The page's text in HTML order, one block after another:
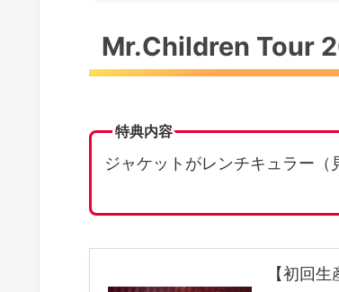
Mr.Children Tour
特典内容
ジャケットがレンチキュラー（
【初回